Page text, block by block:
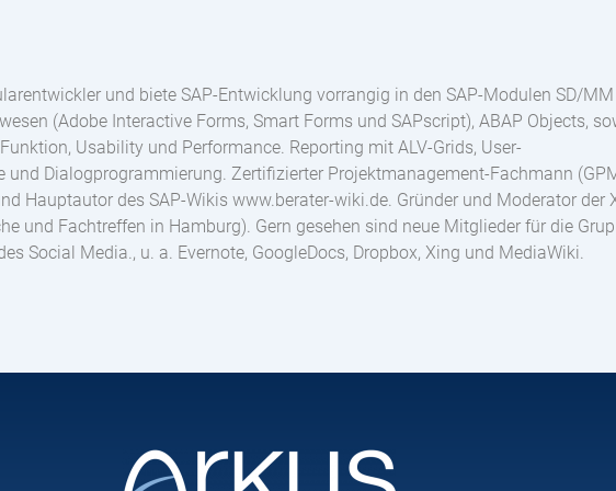
und biete SAP-Entwicklung vorrangig in den SAP-Modulen SD/
(Adobe Interactive Forms, Smart Forms und SAPscript), ABAP Objects,
Usability und Performance. Reporting mit ALV-Grids, User-
Dialogprogrammierung. Zertifizierter Projektmanagement-Fachmann
Hauptautor des SAP-Wikis www.berater-wiki.de. Gründer und Moderator der
und Fachtreffen in Hamburg). Gern gesehen sind neue Mitglieder für die
Social Media., u. a. Evernote, GoogleDocs, Dropbox, Xing und MediaWiki.